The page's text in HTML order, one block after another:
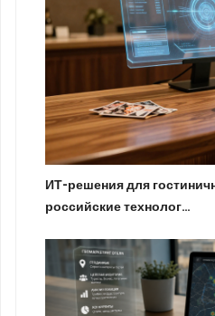
ИТ-решения для
российские технолог…